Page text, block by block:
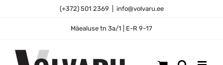
(+372) 501 2369 info@volvaru.ee
Mäealuse tn 3a/1 | E-R 9-17